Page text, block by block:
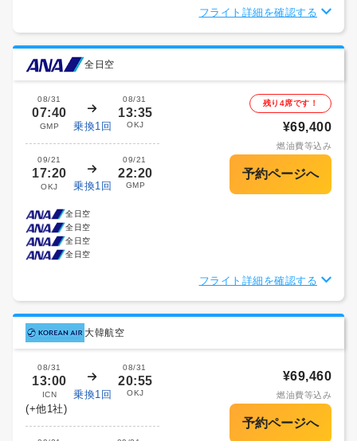
フライト詳細を確認する
全日空
08/31
07:40
GMP 乗換1回
08/31
13:35
OKJ
09/21
17:20
OKJ 乗換1回
09/21
22:20
GMP
残り4席です！
¥69,400
燃油費等込み
全日空
全日空
全日空
全日空
フライト詳細を確認する
大韓航空
08/31
13:00
ICN 乗換1回
08/31
20:55
OKJ
(+他1社)
¥69,460
燃油費等込み